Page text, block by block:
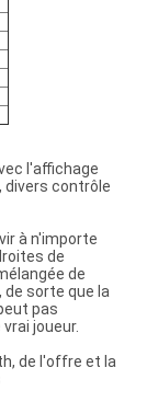
l'affichage
divers contrôle
à n'importe
de
de
sorte que la
pas
joueur.
de l'offre et la